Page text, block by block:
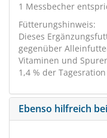
1 Messbecher
Fütterungshinweis:
Dieses
gegenüber
Vitaminen und
1,4 % der
Ebenso hilfreich